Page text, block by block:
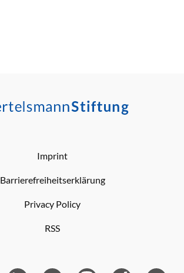
Imprint
Barrierefreiheitserklärung
Privacy Policy
RSS